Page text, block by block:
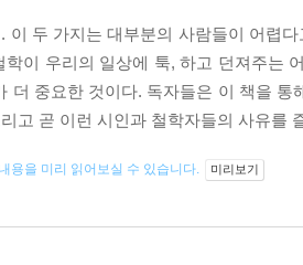
이 두 가지는 대부분의 사람들이 어렵
학이 우리의 일상에 툭, 하고 던져주는
더 중요한 것이다. 독자들은 이 책을
고 곧 이런 시인과 철학자들의 사유를
용을 미리 읽어보실 수 있습니다. 미리보기